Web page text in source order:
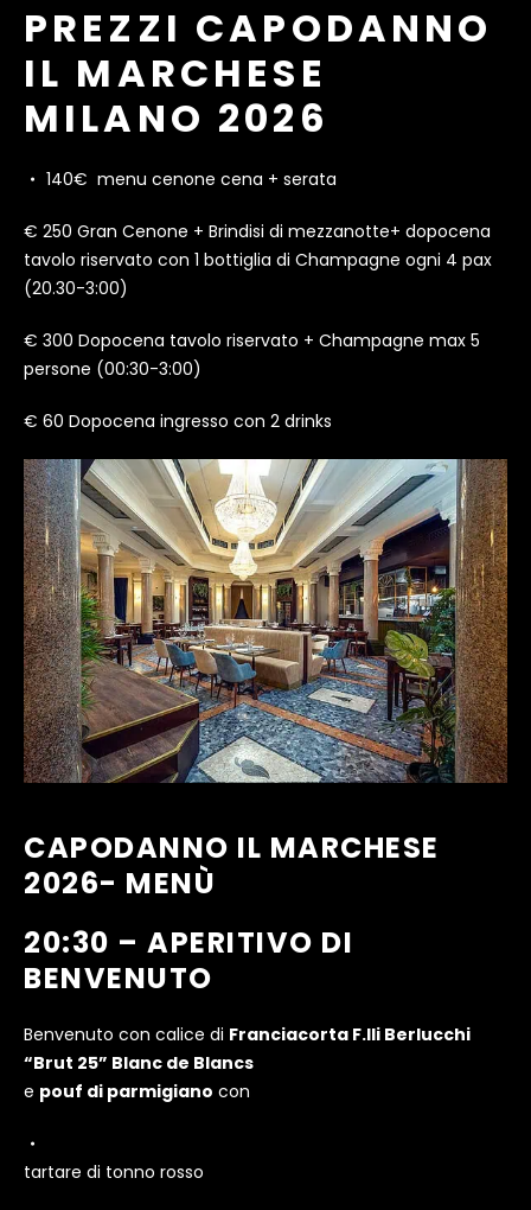
PREZZI CAPODANNO
IL MARCHESE
MILANO 2026
140€ menu cenone cena + serata
€ 250 Gran Cenone + Brindisi di mezzanotte+ dopocena
tavolo riservato con 1 bottiglia di Champagne ogni 4 pax
(20.30-3:00)
€ 300 Dopocena tavolo riservato + Champagne max 5
persone (00:30-3:00)
€ 60 Dopocena ingresso con 2 drinks
CAPODANNO IL MARCHESE
2026- MENÙ
20:30 – APERITIVO DI
BENVENUTO
Benvenuto con calice di Franciacorta F.lli Berlucchi
“Brut 25” Blanc de Blancs
e pouf di parmigiano con
tartare di tonno rosso